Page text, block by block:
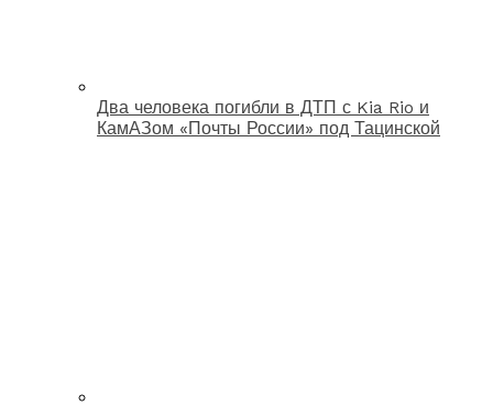
Два человека погибли в ДТП с Kia Rio и
КамАЗом «Почты России» под Тацинской